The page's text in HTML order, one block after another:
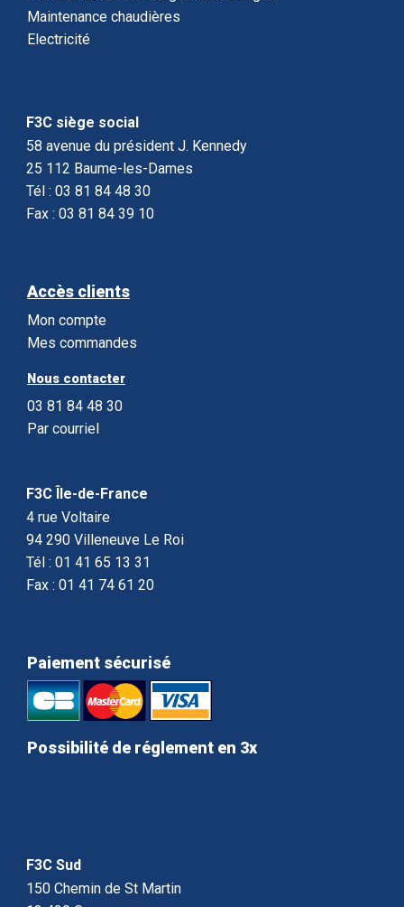
Maintenance chaudières
Electricité
F3C siège social
58 avenue du président J. Kennedy
25 112 Baume-les-Dames
Tél : 03 81 84 48 30
Fax : 03 81 84 39 10
Accès clients
Mon compte
Mes commandes
Nous contacter
03 81 84 48 30
Par courriel
F3C Île-de-France
4 rue Voltaire
94 290 Villeneuve Le Roi
Tél : 01 41 65 13 31
Fax : 01 41 74 61 20
Paiement sécurisé
Possibilité de réglement en 3x
F3C Sud
150 Chemin de St Martin